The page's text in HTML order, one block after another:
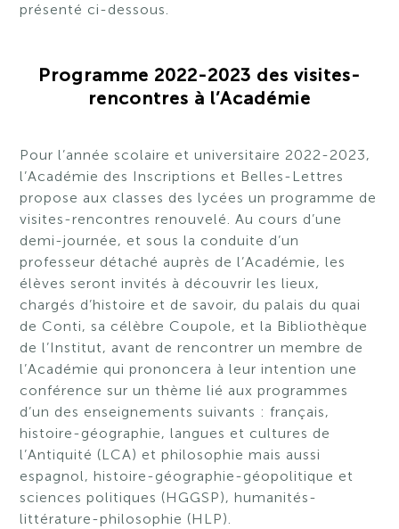
présenté ci-dessous.
Programme 2022-2023 des visites-
rencontres à l’Académie
Pour l’année scolaire et universitaire 2022-2023,
l’Académie des Inscriptions et Belles-Lettres
propose aux classes des lycées un programme de
visites-rencontres renouvelé. Au cours d’une
demi-journée, et sous la conduite d’un
professeur détaché auprès de l’Académie, les
élèves seront invités à découvrir les lieux,
chargés d’histoire et de savoir, du palais du quai
de Conti, sa célèbre Coupole, et la Bibliothèque
de l’Institut, avant de rencontrer un membre de
l’Académie qui prononcera à leur intention une
conférence sur un thème lié aux programmes
d’un des enseignements suivants : français,
histoire-géographie, langues et cultures de
l’Antiquité (LCA) et philosophie mais aussi
espagnol, histoire-géographie-géopolitique et
sciences politiques (HGGSP), humanités-
littérature-philosophie (HLP).